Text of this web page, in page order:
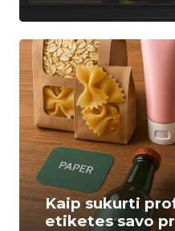
Kaip sukurti
etiketes savo